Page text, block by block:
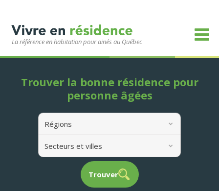
La référence en habitation pour ainés au Québec
Régions
Secteurs et villes
Trouver
Trouver la bonne résidence pour
personne âgées